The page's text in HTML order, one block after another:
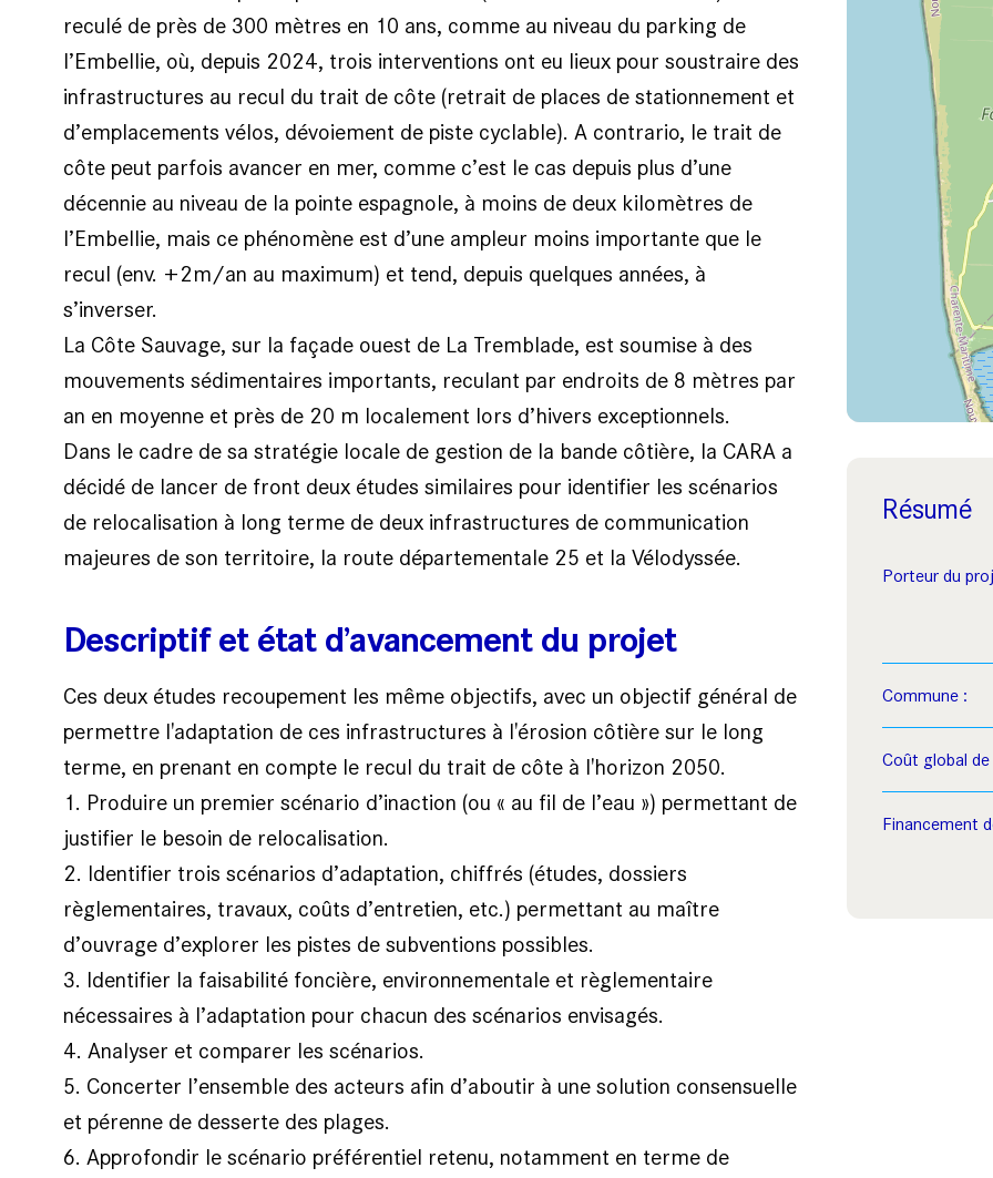
reculé de près de 300 mètres en 10 ans, comme au niveau du parking de
l’Embellie, où, depuis 2024, trois interventions ont eu lieux pour soustraire des
infrastructures au recul du trait de côte (retrait de places de stationnement et
d’emplacements vélos, dévoiement de piste cyclable). A contrario, le trait de
côte peut parfois avancer en mer, comme c’est le cas depuis plus d’une
décennie au niveau de la pointe espagnole, à moins de deux kilomètres de
l’Embellie, mais ce phénomène est d’une ampleur moins importante que le
recul (env. +2m/an au maximum) et tend, depuis quelques années, à
s’inverser.
La Côte Sauvage, sur la façade ouest de La Tremblade, est soumise à des
mouvements sédimentaires importants, reculant par endroits de 8 mètres par
an en moyenne et près de 20 m localement lors d’hivers exceptionnels.
Dans le cadre de sa stratégie locale de gestion de la bande côtière, la CARA a
décidé de lancer de front deux études similaires pour identifier les scénarios
de relocalisation à long terme de deux infrastructures de communication
majeures de son territoire, la route départementale 25 et la Vélodyssée.
Descriptif et état d’avancement du projet
Ces deux études recoupement les même objectifs, avec un objectif général de
permettre l'adaptation de ces infrastructures à l'érosion côtière sur le long
terme, en prenant en compte le recul du trait de côte à l'horizon 2050.
1. Produire un premier scénario d’inaction (ou « au fil de l’eau ») permettant de
justifier le besoin de relocalisation.
2. Identifier trois scénarios d’adaptation, chiffrés (études, dossiers
règlementaires, travaux, coûts d’entretien, etc.) permettant au maître
d’ouvrage d’explorer les pistes de subventions possibles.
3. Identifier la faisabilité foncière, environnementale et règlementaire
nécessaires à l’adaptation pour chacun des scénarios envisagés.
4. Analyser et comparer les scénarios.
5. Concerter l’ensemble des acteurs afin d’aboutir à une solution consensuelle
et pérenne de desserte des plages.
6. Approfondir le scénario préférentiel retenu, notamment en terme de
Résumé
Porteur du
Commune :
Coût global de
Financement